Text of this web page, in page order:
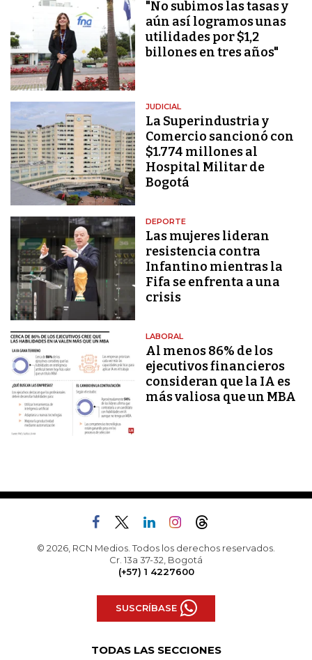
"No subimos las tasas y
aún así logramos unas
utilidades por $1,2
billones en tres años"
JUDICIAL
La Superindustria y
Comercio sancionó con
$1.774 millones al
Hospital Militar de
Bogotá
DEPORTE
Las mujeres lideran
resistencia contra
Infantino mientras la
Fifa se enfrenta a una
crisis
LABORAL
Al menos 86% de los
ejecutivos financieros
consideran que la IA es
más valiosa que un MBA
© 2026, RCN Medios. Todos los derechos reservados.
Cr. 13a 37-32, Bogotá
(+57) 1 4227600
SUSCRÍBASE
TODAS LAS SECCIONES